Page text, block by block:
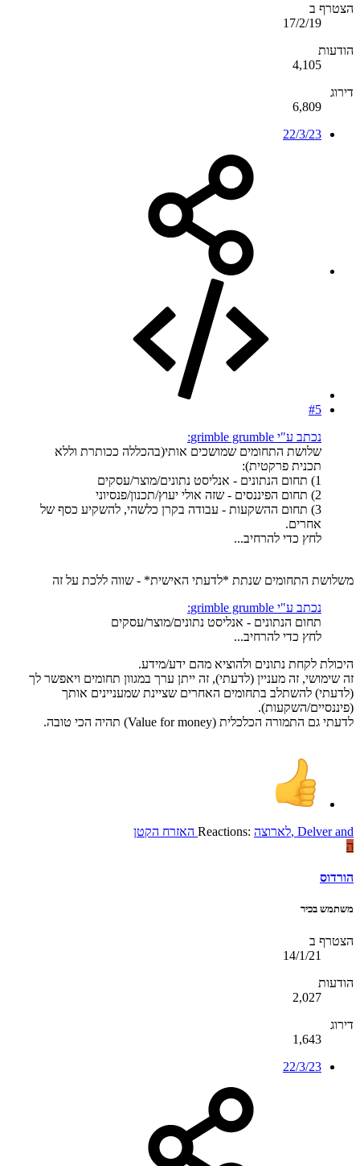
הצטרף ב
17/2/19
הודעות
4,105
דירוג
6,809
22/3/23
#5
נכתב ע"י grimble grumble:
שלושת התחומים שמושכים אותי(בהכללה ככותרת וללא
תכנית פרקטית):
1) תחום הנתונים - אנליסט נתונים/מוצר/עסקים
2) תחום הפיננסים - שזה אולי יעוץ/תכנון/פנסיוני
3) תחום ההשקעות - עבודה בקרן כלשהי, להשקיע כסף של
אחרים.
לחץ כדי להרחיב...
משלושת התחומים שנתת *לדעתי האישית* - שווה ללכת על זה
נכתב ע"י grimble grumble:
תחום הנתונים - אנליסט נתונים/מוצר/עסקים
לחץ כדי להרחיב...
היכולת לקחת נתונים ולהוציא מהם ידע/מידע.
זה שימושי, זה מעניין (לדעתי), זה ייתן ערך במגוון תחומים ויאפשר לך
(לדעתי) להשתלב בתחומים האחרים שציינת שמעניינים אותך
(פיננסיים/השקעות).
לדעתי גם התמורה הכלכלית (Value for money) תהיה הכי טובה.
Reactions: לארוצה, Delverand
האזרח הקטן
ה
הורדוס
משתמש בכיר
הצטרף ב
14/1/21
הודעות
2,027
דירוג
1,643
22/3/23